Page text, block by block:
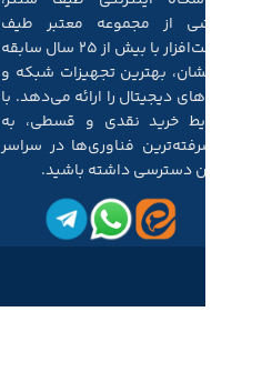
بخشی از مجموعه‌ معتبر طیف
سخت‌افزار با بیش از ۲۵ سال سابقه‌
درخشان، بهترین تجهیزات شبکه و
کالاهای دیجیتال را ارائه می‌دهد. با
شرایط خرید نقدی و قسطی، به
پیشرفته‌ترین فناوری‌ها در سراسر
ایران دسترسی داشته باشید.